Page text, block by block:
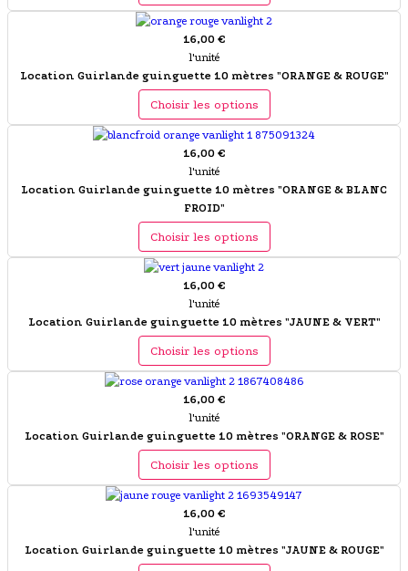
16,00 €
l'unité
Location Guirlande guinguette 10 mètres "ORANGE & ROUGE"
Choisir les options
16,00 €
l'unité
Location Guirlande guinguette 10 mètres "ORANGE & BLANC
FROID"
Choisir les options
16,00 €
l'unité
Location Guirlande guinguette 10 mètres "JAUNE & VERT"
Choisir les options
16,00 €
l'unité
Location Guirlande guinguette 10 mètres "ORANGE & ROSE"
Choisir les options
16,00 €
l'unité
Location Guirlande guinguette 10 mètres "JAUNE & ROUGE"